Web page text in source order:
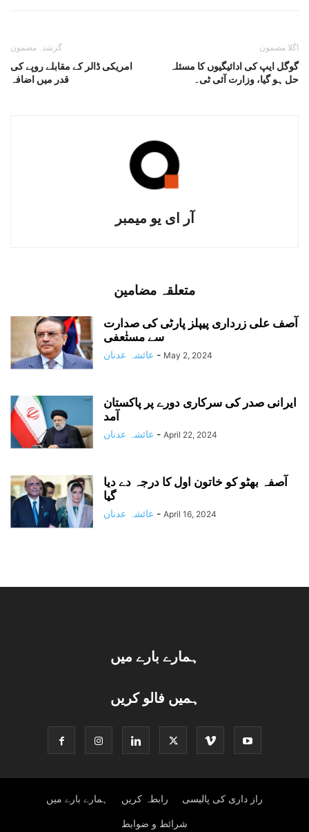
گزشتہ مضمون
امریکی ڈالر کے مقابلے روپے کی
قدر میں اضافہ
اگلا مضمون
گوگل ایپ کی ادائیگیوں کا مسئلہ
حل ہو گیا، وزارت آئی ٹی۔
آر ای یو میمبر
متعلقہ مضامین
آصف علی زرداری پیپلز پارٹی کی صدارت
سے مستٰعفی
عائشہ عدنان - May 2, 2024
ایرانی صدر کی سرکاری دورے پر پاکستان
آمد
عائشہ عدنان - April 22, 2024
آصفہ بھٹو کو خاتون اول کا درجہ دے دیا
گیا
عائشہ عدنان - April 16, 2024
ہمارے بارے میں
ہمیں فالو کریں
ہمارے بارے میں رابطہ کریں راز داری کی پالیسی
شرائط و ضوابط